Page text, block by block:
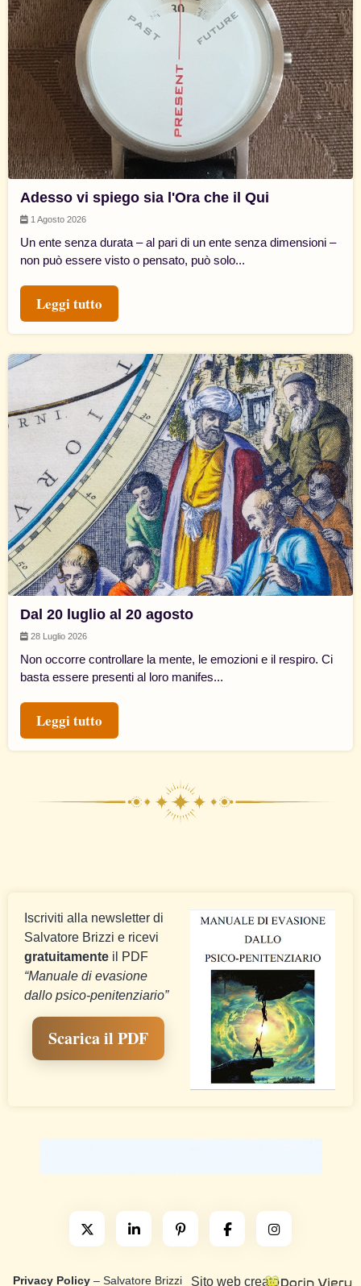
Adesso vi spiego sia l'Ora che il Qui
1 Agosto 2026
Un ente senza durata – al pari di un ente senza dimensioni –
non può essere visto o pensato, può solo...
Leggi tutto
Dal 20 luglio al 20 agosto
28 Luglio 2026
Non occorre controllare la mente, le emozioni e il respiro. Ci
basta essere presenti al loro manifes...
Leggi tutto
Iscriviti alla newsletter di
Salvatore Brizzi e ricevi
gratuitamente il PDF
“Manuale di evasione
dallo psico-penitenziario”
Scarica il PDF
Privacy Policy– Salvatore Brizzi Sito web creato